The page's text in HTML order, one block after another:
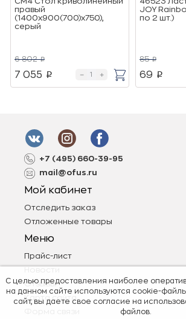
правый
(1400х900(700)х750),
cерый
6 802 p
7 055 p
JOY
по 2 шт.)
85 p
69 p
+7 (495) 660-39-95
mail@ofus.ru
Мой кабинет
Отследить заказ
Отложенные товары
Меню
Прайс-лист
Отзывы
Карта сайта
С целью предоставления наиболее
на данном сайте используются cookie-
сайт, вы даете свое согласие на
файлов.